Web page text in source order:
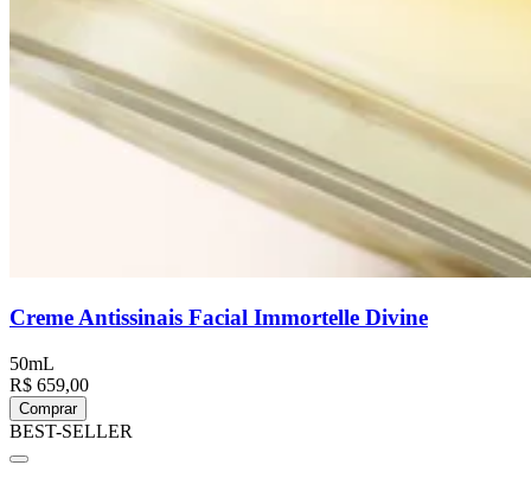
Creme Antissinais Facial Immortelle Divine
50mL
R$ 659,00
Comprar
BEST-SELLER